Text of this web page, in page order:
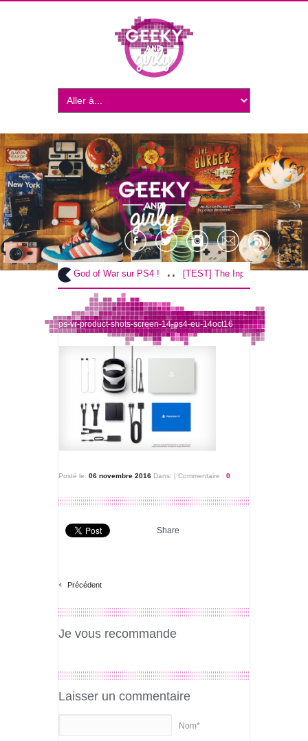
.. [TEST] God of War sur PS4 ! .. [TEST] The Inpatient sur PS4 /
ps-vr-product-shots-screen-14-ps4-eu-14oct16
Posté le: 06 novembre 2016 Dans: | Commentaire : 0
Share
‹ Précédent
Je vous recommande
Laisser un commentaire
Nom*